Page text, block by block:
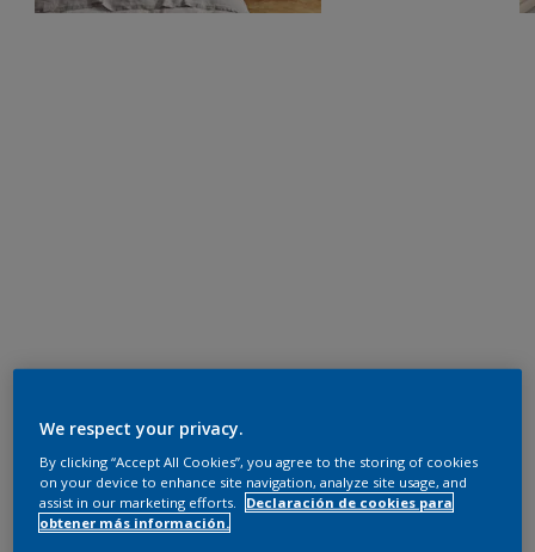
We respect your privacy.
By clicking “Accept All Cookies”, you agree to the storing of cookies
on your device to enhance site navigation, analyze site usage, and
assist in our marketing efforts.
Declaración de cookies para
obtener más información.